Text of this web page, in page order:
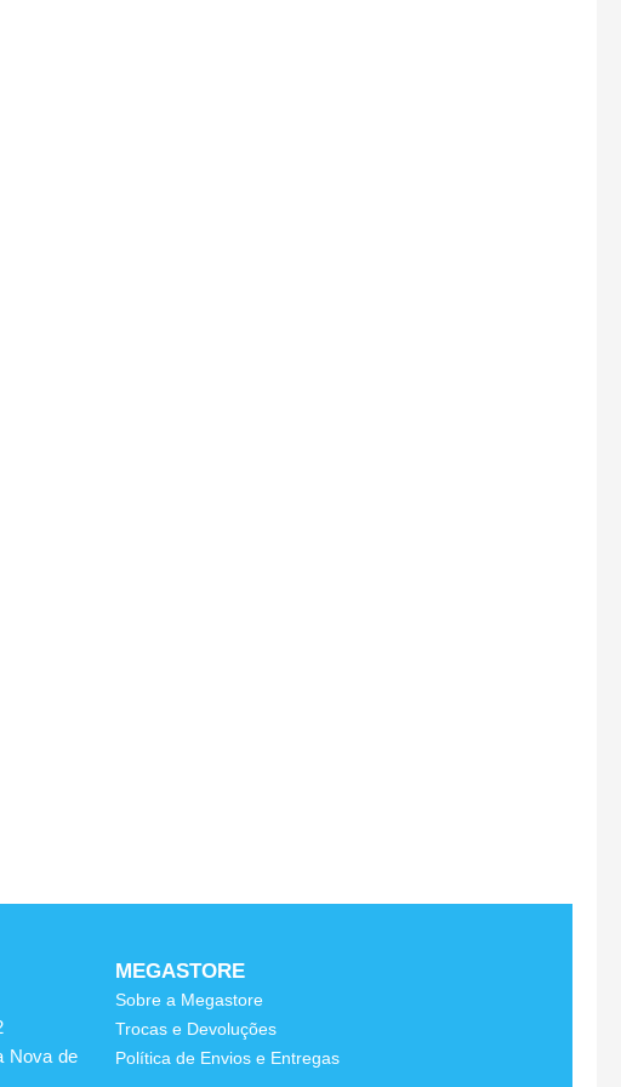
Nova de
MEGASTORE
Sobre a Megastore
Trocas e Devoluções
Política de Envios e Entregas